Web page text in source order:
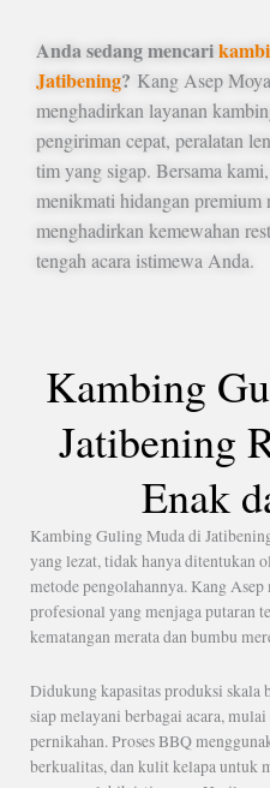
Anda sedang mencari
Jatibening? Kang Asep
menghadirkan layanan
pengiriman cepat, peralatan
tim yang sigap. Bersama
menikmati hidangan premium
menghadirkan kemewahan
tengah acara istimewa Anda.
Kambing
Jatibening
Enak
Kambing Guling Muda di
yang lezat, tidak hanya ditentukan
metode pengolahannya. Kang
profesional yang menjaga putaran
kematangan merata dan bumbu
Didukung kapasitas produksi skala
siap melayani berbagai acara,
pernikahan. Proses BBQ
berkualitas, dan kulit kelapa untuk